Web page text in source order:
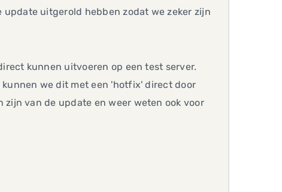
uitgerold hebben zodat we zeker zijn
kunnen uitvoeren op een test server.
we dit met een 'hotfix' direct door
zijn van de update en weer weten ook voor